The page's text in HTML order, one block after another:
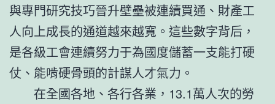
與專門研究技巧晉升壁壘被連續買通、財產工
人向上成長的通道越來越寬。這些數字背后，
是各級工會連續努力于為國度儲蓄一支能打硬
仗、能啃硬骨頭的計謀人才氣力。
在全國各地、各行各業，13.1萬人次的勞